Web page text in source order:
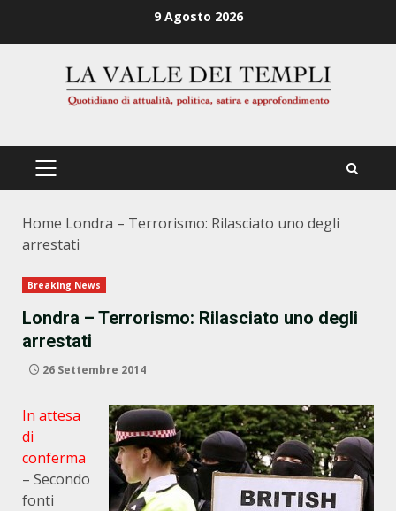
9 Agosto 2026
PRIMÄRES
Home Londra – Terrorismo: Rilasciato uno degli
arrestati
Breaking News
Londra – Terrorismo: Rilasciato uno degli
arrestati
26 Settembre 2014
In attesa
di
conferma
– Secondo
fonti